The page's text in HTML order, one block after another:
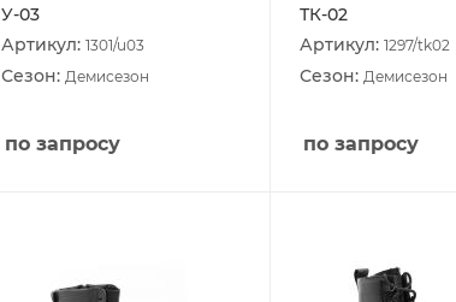
У-03
Артикул: 1301/u03
Сезон: Демисезон
по запросу
ТК-02
Артикул: 1297/tk02
Сезон: Демисезон
по запросу